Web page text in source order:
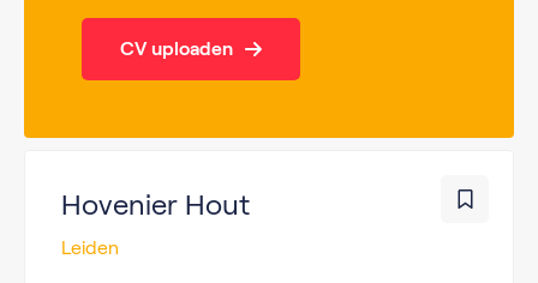
CV uploaden
Hovenier Hout
Leiden